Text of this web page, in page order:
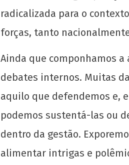
divergências no DCE UFRGS
abril
2021
wp-
admin
radicalizada para o
forças, tanto
Ainda que componhamos
debates internos. Muitas
aquilo que defendemos e,
podemos sustentá-las ou
dentro da gestão.
alimentar intrigas e